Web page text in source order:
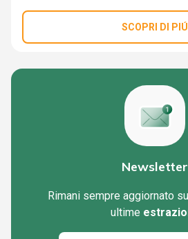
SCOPRI DI PIÚ
Newsletter
Rimani sempre aggiornato
ultime